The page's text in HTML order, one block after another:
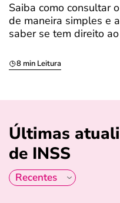
Saiba como consultar
de maneira simples e
saber se tem direito
8 min Leitura
Últimas
de INSS